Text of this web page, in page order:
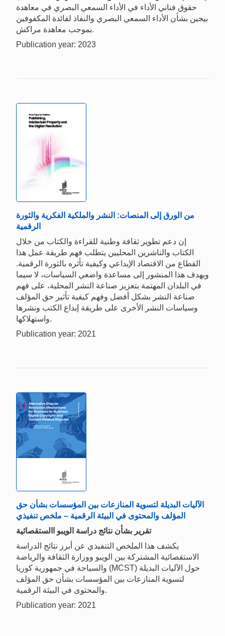
حقوق فناني الأداء في الأداء السمعي البصري في معاهدة
بيجين بشأن الأداء السمعي البصري والنفاذ لفائدة المكفوفين
بموجب معاهدة مراكش.
Publication year: 2023
من الورق إلى المنصات: النشر والملكية الفكرية والثورة
الرقمية
إن دعم تطوير ثقافة وطنية للقراءة والكتاب من خلال
الكتاب والناشرين المحليين يتطلب فهم طريقة عمل هذا
القطاع من الاقتصاد الإبداعي وكيفية تأثره بالثورة الرقمية.
ويهدف هذا المنشور إلى مساعدة واضعي السياسات، لا سيما
في البلدان المهتمة بتعزيز صناعة النشر المحلية، على فهم
صناعة النشر بشكل أفضل وفهم كيفية تأثير حق المؤلف
وسياسات النشر الأخرى على طريقة إبداع الكتب ونشرها
واستهلاكها.
Publication year: 2021
الآليات البديلة لتسوية المنازعات بين المؤسسات بشأن حق
المؤلف والمحتوى في البيئة الرقمية – ملخص تنفيذي
تقرير بشأن نتائج دراسة الويبو االستقصائية
يكشف هذا الملخص التنفيذي عن أبرز نتائج الدراسة
الاستقصائية المشتركة بين الويبو ووزارة الثقافة والرياضة
والسياحة في جمهورية كوريا (MCST) حول الآليات البديلة
لتسوية المنازعات بين المؤسسات بشأن حق المؤلف
والمحتوى في البيئة الرقمية.
Publication year: 2021